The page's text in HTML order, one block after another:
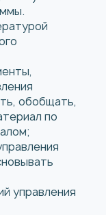
обобщать,
по
управления